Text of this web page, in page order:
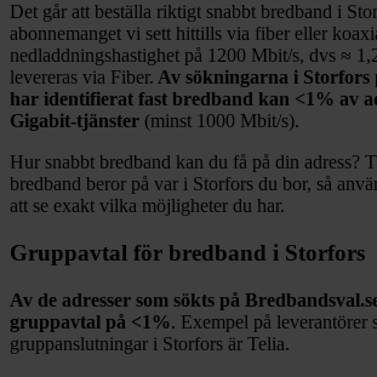
Det går att beställa riktigt snabbt bredband i
abonnemanget vi sett hittills via fiber eller
nedladdningshastighet på 1200 Mbit/s, dvs ≈
levereras via Fiber. Av sökningarna i Storfors
har identifierat fast bredband kan <1% av
Gigabit-tjänster (minst 1000 Mbit/s).
Hur snabbt bredband kan du få på din adress?
bredband beror på var i Storfors du bor, så
att se exakt vilka möjligheter du har.
Gruppavtal för bredband i Storfors
Av de adresser som sökts på
gruppavtal på <1%. Exempel på leverantörer
gruppanslutningar i Storfors är Telia.